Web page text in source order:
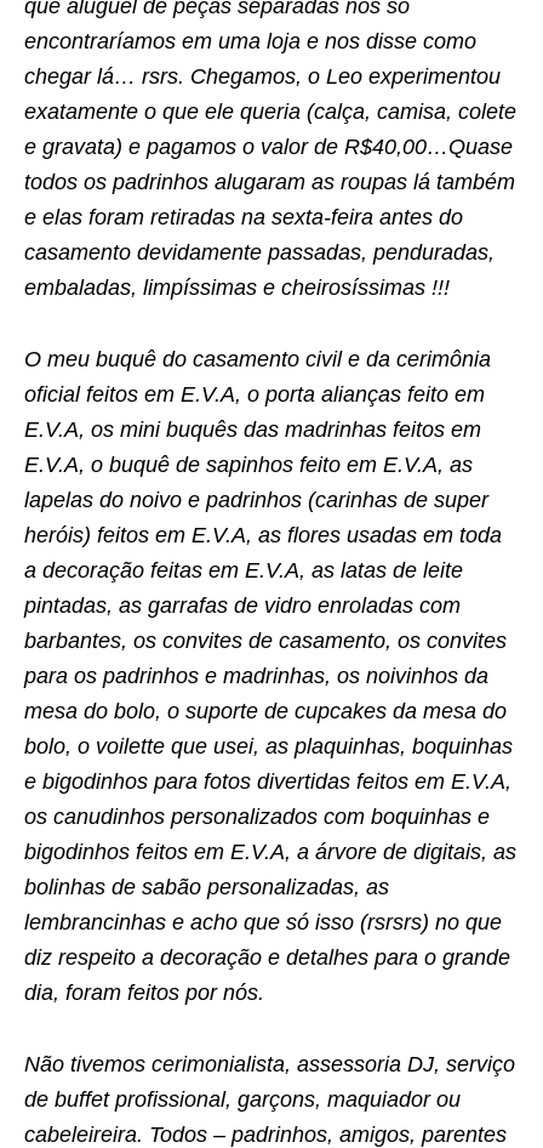
que aluguel de peças separadas nós só
encontraríamos em uma loja e nos disse como
chegar lá… rsrs. Chegamos, o Leo experimentou
exatamente o que ele queria (calça, camisa, colete
e gravata) e pagamos o valor de R$40,00…Quase
todos os padrinhos alugaram as roupas lá também
e elas foram retiradas na sexta-feira antes do
casamento devidamente passadas, penduradas,
embaladas, limpíssimas e cheirosíssimas !!!
O meu buquê do casamento civil e da cerimônia
oficial feitos em E.V.A, o porta alianças feito em
E.V.A, os mini buquês das madrinhas feitos em
E.V.A, o buquê de sapinhos feito em E.V.A, as
lapelas do noivo e padrinhos (carinhas de super
heróis) feitos em E.V.A, as flores usadas em toda
a decoração feitas em E.V.A, as latas de leite
pintadas, as garrafas de vidro enroladas com
barbantes, os convites de casamento, os convites
para os padrinhos e madrinhas, os noivinhos da
mesa do bolo, o suporte de cupcakes da mesa do
bolo, o voilette que usei, as plaquinhas, boquinhas
e bigodinhos para fotos divertidas feitos em E.V.A,
os canudinhos personalizados com boquinhas e
bigodinhos feitos em E.V.A, a árvore de digitais, as
bolinhas de sabão personalizadas, as
lembrancinhas e acho que só isso (rsrsrs) no que
diz respeito a decoração e detalhes para o grande
dia, foram feitos por nós.
Não tivemos cerimonialista, assessoria DJ, serviço
de buffet profissional, garçons, maquiador ou
cabeleireira. Todos – padrinhos, amigos, parentes